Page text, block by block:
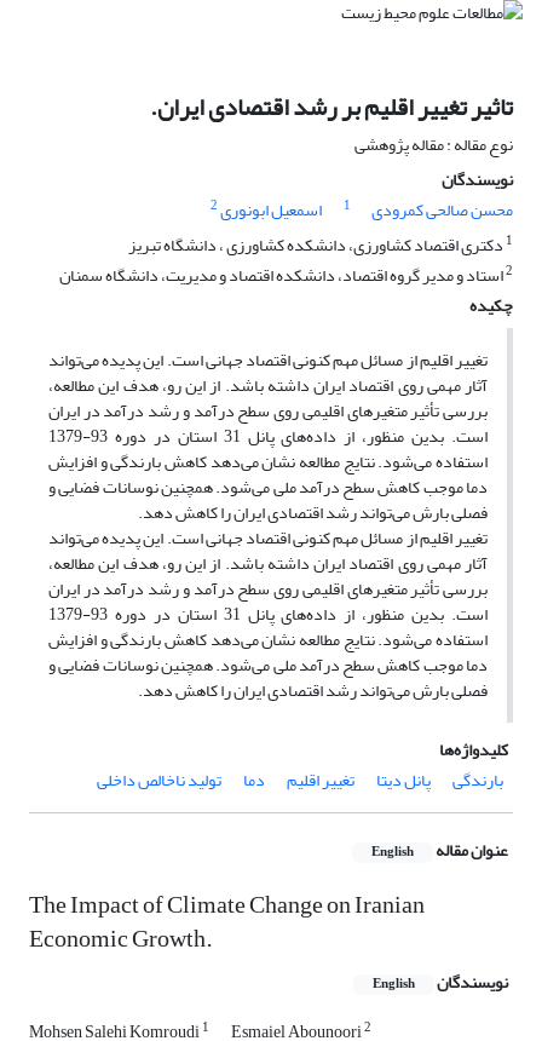
تاثیر تغییر اقلیم بر رشد اقتصادی ایران.
نوع مقاله : مقاله پژوهشی
نویسندگان
محسن صالحی کمرودی
1 اسمعیل ابونوری2
1 دکتری اقتصاد کشاورزی، دانشکده کشاورزی ، دانشگاه تبریز
2استاد و مدیر گروه اقتصاد، دانشکده اقتصاد و مدیریت، دانشگاه سمنان
چکیده
تغییر اقلیم از مسائل مهم کنونی اقتصاد جهانی است. این پدیده می‌تواند
آثار مهمی روی اقتصاد ایران داشته باشد. از این رو، هدف این مطالعه،
بررسی تأثیر متغیرهای اقلیمی روی سطح درآمد و رشد درآمد در ایران
است. بدین منظور، از داده‌های پانل 31 استان در دوره 93-1379
استفاده می‌شود. نتایج مطالعه نشان می‌دهد کاهش بارندگی و افزایش
دما موجب کاهش سطح درآمد ملی می‌شود. همچنین نوسانات فضایی و
فصلی بارش می‌تواند رشد اقتصادی ایران را کاهش دهد.
تغییر اقلیم از مسائل مهم کنونی اقتصاد جهانی است. این پدیده می‌تواند
آثار مهمی روی اقتصاد ایران داشته باشد. از این رو، هدف این مطالعه،
بررسی تأثیر متغیرهای اقلیمی روی سطح درآمد و رشد درآمد در ایران
است. بدین منظور، از داده‌های پانل 31 استان در دوره 93-1379
استفاده می‌شود. نتایج مطالعه نشان می‌دهد کاهش بارندگی و افزایش
دما موجب کاهش سطح درآمد ملی می‌شود. همچنین نوسانات فضایی و
فصلی بارش می‌تواند رشد اقتصادی ایران را کاهش دهد.
کلیدواژه‌ها
بارندگی
پانل دیتا تغییر اقلیم دما تولید ناخالص داخلی
عنوان مقاله English
The Impact of Climate Change on Iranian
Economic Growth.
نویسندگان English
Mohsen Salehi Komroudi1 Esmaiel Abounoori2